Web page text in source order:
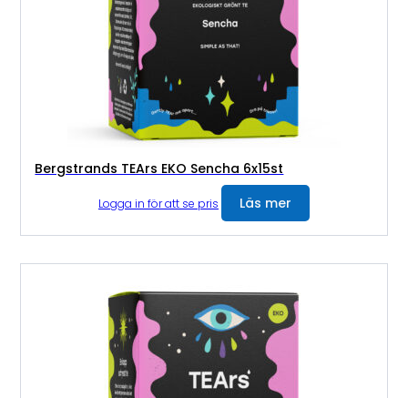
Bergstrands TEArs EKO Sencha 6x15st
Logga in för att se pris Läs mer